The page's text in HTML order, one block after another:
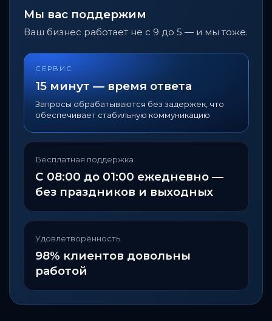
Мы вас поддержим
Ваш бизнес работает не с 9 до 5 — и мы тоже.
СЕРВИС
15 минут — время ответа
Запросы обрабатываются без задержек, что
обеспечивает стабильную коммуникацию
Бесплатная поддержка
С 08:00 до 01:00 ежедневно —
без праздников и выходных
Удовлетворённость
98% клиентов довольны
работой